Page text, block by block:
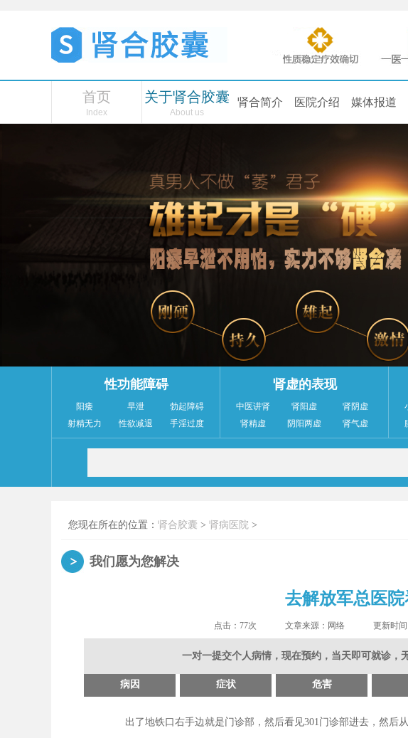
首页
Index
关于肾合胶囊
About us
肾合简介 医院介绍 媒体报道
性功能障碍
阳痿 早泄
勃起障碍
射精无力
性欲减退 手淫过度
肾虚的表现
中医讲肾 肾阳虚
肾阴虚
肾精虚
阴阳两虚 肾气虚
您现在所在的位置： 肾合胶囊 > 肾病医院 >
我们愿为您解决
去解放军总医
点击： 77次 文章来源：网络 更新时间
一对一提交个人病情，现在预约，当天即可就诊，
病因 症状 危害
出了地铁口右手边就是门诊部，然后看见301门诊部进去，然后